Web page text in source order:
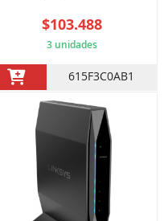
$103.488
3 unidades
615F3C0AB1